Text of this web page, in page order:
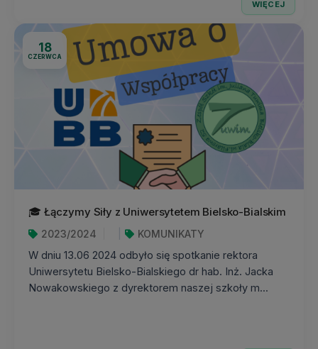
WIĘCEJ
18
CZERWCA
🎓 Łączymy Siły z Uniwersytetem Bielsko-Bialskim
2023/2024
KOMUNIKATY
W dniu 13.06 2024 odbyło się spotkanie rektora
Uniwersytetu Bielsko-Bialskiego dr hab. Inż. Jacka
Nowakowskiego z dyrektorem naszej szkoły m...